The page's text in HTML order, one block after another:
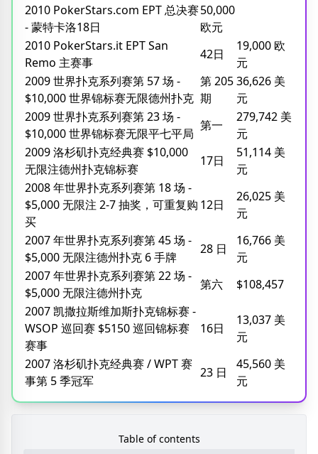
2010 PokerStars.com EPT 总决赛
- 蒙特卡洛18日
50,000
欧元
2010 PokerStars.it EPT San
Remo 主赛事
42日
19,000 欧
元
2009 世界扑克系列赛第 57 场 -
$10,000 世界锦标赛无限德州扑克
第 205
期
36,626 美
元
2009 世界扑克系列赛第 23 场 -
$10,000 世界锦标赛无限平七平局
第一
279,742 美
元
2009 洛杉矶扑克经典赛 $10,000
无限注德州扑克锦标赛
17日
51,114 美
元
2008 年世界扑克系列赛第 18 场 -
$5,000 无限注 2-7 抽奖，可重复购
买
12日
26,025 美
元
2007 年世界扑克系列赛第 45 场 -
$5,000 无限注德州扑克 6 手牌
28 日
16,766 美
元
2007 年世界扑克系列赛第 22 场 -
$5,000 无限注德州扑克
第六
$108,457
2007 凯撒拉斯维加斯扑克锦标赛 -
WSOP 巡回赛 $5150 巡回锦标赛
赛事
16日
13,037 美
元
2007 洛杉矶扑克经典赛 / WPT 赛
事第 5 季冠军
23 日
45,560 美
元
Table of contents